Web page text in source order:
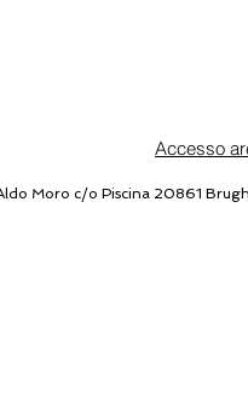
Accesso
Moro c/o Piscina 20861